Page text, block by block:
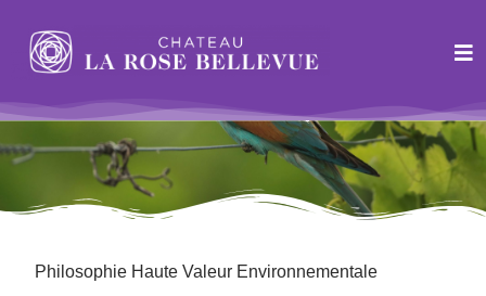
Notre Philosophie
Philosophie Haute Valeur Environnementale